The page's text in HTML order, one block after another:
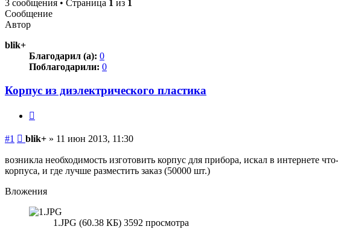
3 сообщения • Страница 1 из 1
Сообщение
Автор
blik+
Благодарил (а): 0
Поблагодарили: 0
Корпус из диэлектрического пластика
#1 Сообщение
blik+ » 11 июн 2013, 11:30
возникла необходимость изготовить корпус для прибора, искал в интернете
корпуса, и где лучше разместить заказ (50000 шт.)
Вложения
1.JPG (60.38 КБ) 3592 просмотра